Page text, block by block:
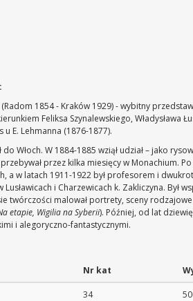
(Radom 1854 - Kraków 1929) - wybitny
Feliksa Szynalewskiego,
u E. Lehmanna (1876-1877).
Włoch. W 1884-1885 wziął udział – jako
przez kilka miesięcy w Monachium.
a w latach 1911-1922 był profesorem i
Lusławicach i Charzewicach k. Zakliczyna. Był
twórczości malował portrety, sceny
etapie, Wigilia na Syberii). Później, od lat
i alegoryczno-fantastycznymi.
Nr kat
34